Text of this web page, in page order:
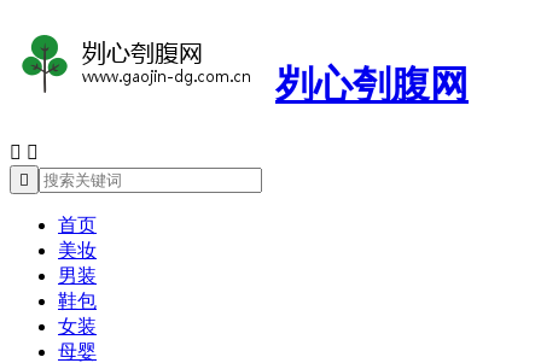
刿心刳腹网
 

首页
美妆
男装
鞋包
女装
母婴